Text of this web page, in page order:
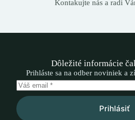
Kontakujte nás a radi
Dôležité informácie
Prihláste sa na odber noviniek a
Prihlásiť